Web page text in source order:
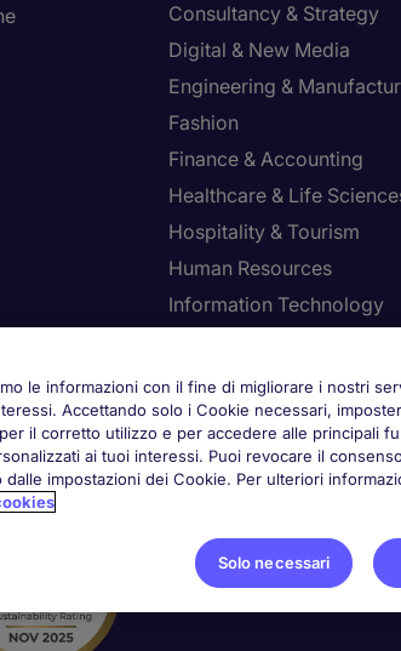
Consultancy & Strategy
Digital & New Media
Engineering &
Fashion
Finance & Accounting
Healthcare & Life
Hospitality & Tourism
Human Resources
Information Technology
Regola le tue
le informazioni con il fine di migliorare i nostri
Accettando solo i Cookie necessari,
il corretto utilizzo e per accedere alle principali
ai tuoi interessi. Puoi revocare il
impostazioni dei Cookie. Per ulteriori
Solo necessari